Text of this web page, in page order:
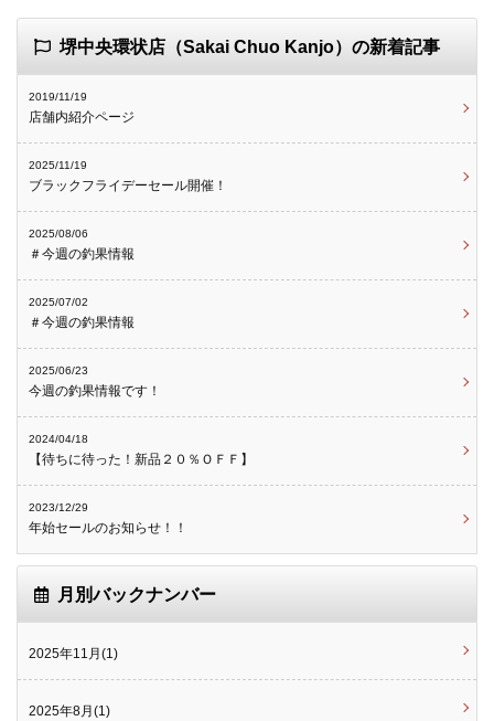
堺中央環状店（Sakai Chuo Kanjo）の新着記事
2019/11/19
店舗内紹介ページ
2025/11/19
ブラックフライデーセール開催！
2025/08/06
＃今週の釣果情報
2025/07/02
＃今週の釣果情報
2025/06/23
今週の釣果情報です！
2024/04/18
【待ちに待った！新品２０％ＯＦＦ】
2023/12/29
年始セールのお知らせ！！
月別バックナンバー
2025年11月(1)
2025年8月(1)